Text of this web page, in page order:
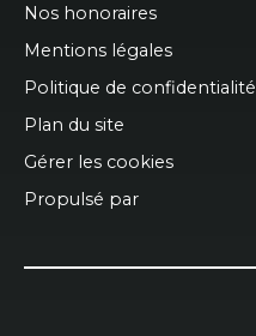
Nos honoraires
Mentions légales
Politique de confidentialité
Plan du site
Gérer les cookies
Propulsé par